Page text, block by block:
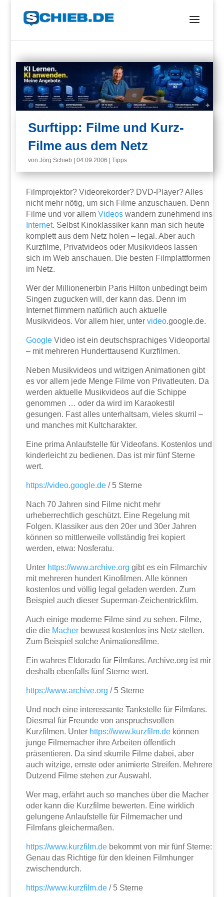
Surftipp: Filme und Kurz-
Filme aus dem Netz
vonJörg Schieb |04.09.2006 |Tipps
Filmprojektor? Videorekorder? DVD-Player? Alles
nicht mehr nötig, um sich Filme anzuschauen. Denn
Filme und vor allemVideos wandern zunehmend ins
Internet. Selbst Kinoklassiker kann man sich heute
komplett aus dem Netz holen – legal. Aber auch
Kurzfilme, Privatvideos oder Musikvideos lassen
sich im Web anschauen. Die besten Filmplattformen
im Netz.
Wer der Millionenerbin Paris Hilton unbedingt beim
Singen zugucken will, der kann das. Denn im
Internet flimmern natürlich auch aktuelle
Musikvideos. Vor allem hier, untervideo.google.de.
Google Video ist ein deutschsprachiges Videoportal
– mit mehreren Hunderttausend Kurzfilmen.
Neben Musikvideos und witzigen Animationen gibt
es vor allem jede Menge Filme von Privatleuten. Da
werden aktuelle Musikvideos auf die Schippe
genommen … oder da wird im Karaokestil
gesungen. Fast alles unterhaltsam, vieles skurril –
und manches mit Kultcharakter.
Eine prima Anlaufstelle für Videofans. Kostenlos und
kinderleicht zu bedienen. Das ist mir fünf Sterne
wert.
https://video.google.de / 5 Sterne
Nach 70 Jahren sind Filme nicht mehr
urheberrechtlich geschützt. Eine Regelung mit
Folgen. Klassiker aus den 20er und 30er Jahren
können so mittlerweile vollständig frei kopiert
werden, etwa: Nosferatu.
Unter https://www.archive.org gibt es ein Filmarchiv
mit mehreren hundert Kinofilmen. Alle können
kostenlos und völlig legal geladen werden. Zum
Beispiel auch dieser Superman-Zeichentrickfilm.
Auch einige moderne Filme sind zu sehen. Filme,
die die Macher bewusst kostenlos ins Netz stellen.
Zum Beispiel solche Animationsfilme.
Ein wahres Eldorado für Filmfans. Archive.org ist mir
deshalb ebenfalls fünf Sterne wert.
https://www.archive.org / 5 Sterne
Und noch eine interessante Tankstelle für Filmfans.
Diesmal für Freunde von anspruchsvollen
Kurzfilmen. Unter https://www.kurzfilm.de können
junge Filmemacher ihre Arbeiten öffentlich
präsentieren. Da sind skurrile Filme dabei, aber
auch witzige, ernste oder animierte Streifen. Mehrere
Dutzend Filme stehen zur Auswahl.
Wer mag, erfährt auch so manches über die Macher
oder kann die Kurzfilme bewerten. Eine wirklich
gelungene Anlaufstelle für Filmemacher und
Filmfans gleichermaßen.
https://www.kurzfilm.de bekommt von mir fünf Sterne:
Genau das Richtige für den kleinen Filmhunger
zwischendurch.
https://www.kurzfilm.de / 5 Sterne